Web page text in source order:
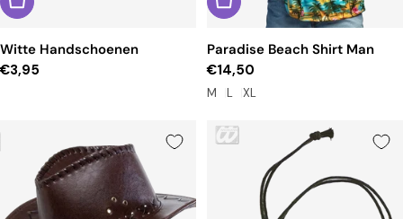
Witte Handschoenen
Reguliere
€3,95
Paradise Beach Shirt Man
Reguliere
prijs
€14,50
M L XL